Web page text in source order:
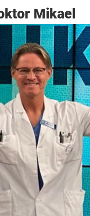
Mikael